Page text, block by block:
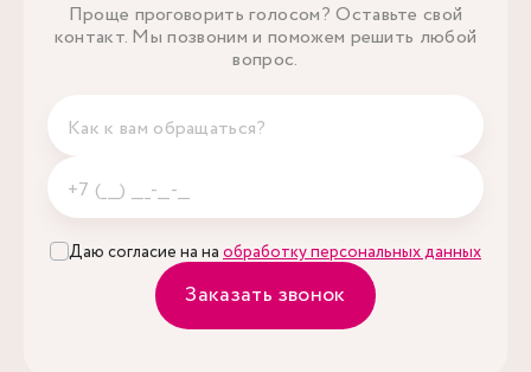
Проще проговорить голосом? Оставьте свой
контакт. Мы позвоним и поможем решить любой
вопрос.
Даю согласие на на обработку персональных данных
Заказать звонок